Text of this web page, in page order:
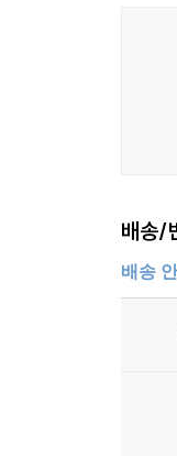
부르며
- 교육
한 교
공자
- 풍류
배송/
배송